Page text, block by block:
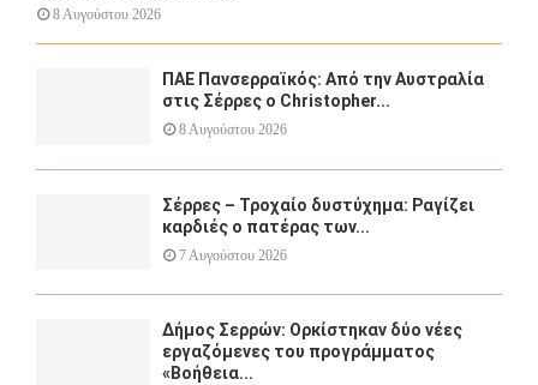
8 Αυγούστου 2026
ΠΑΕ Πανσερραϊκός: Από την Αυστραλία
στις Σέρρες ο Christopher...
8 Αυγούστου 2026
Σέρρες – Τροχαίο δυστύχημα: Ραγίζει
καρδιές ο πατέρας των...
7 Αυγούστου 2026
Δήμος Σερρών: Ορκίστηκαν δύο νέες
εργαζόμενες του προγράμματος
«Βοήθεια...